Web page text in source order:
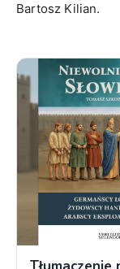
Bartosz Kilian.